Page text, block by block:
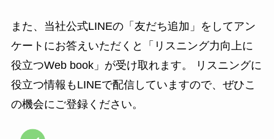
また、当社公式LINEの「友だち追加」をしてアン
ケートにお答えいただくと「リスニング力向上に
役立つWeb book」が受け取れます。 リスニングに
役立つ情報もLINEで配信していますので、ぜひこ
の機会にご登録ください。